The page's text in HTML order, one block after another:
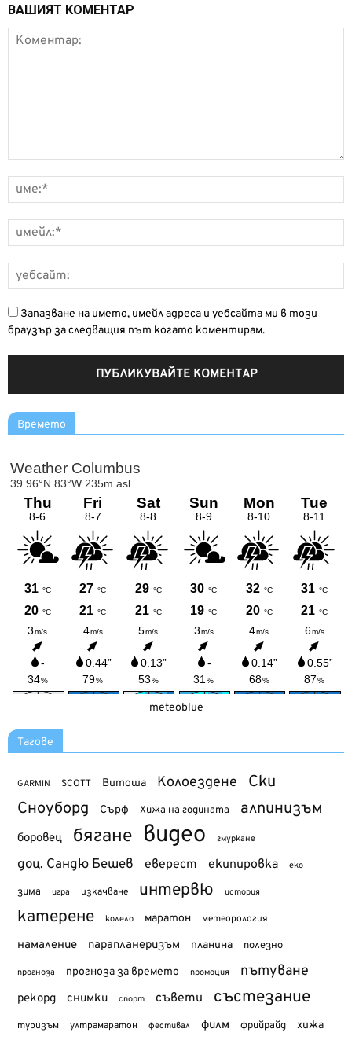
ВАШИЯТ КОМЕНТАР
Запазване на името, имейл адреса и уебсайта ми в този
браузър за следващия път когато коментирам.
Времето
meteoblue
Тагове
GARMIN SCOTT Витоша Колоездене Ски
Сноуборд Сърф Хижа на годината алпинизъм
боровец бягане видео гмуркане
доц. Сандю Бешев еверест екипировка еко
зима игра изкачване интервю история
катерене колело маратон метеорология
намаление парапланеризъм планина полезно
прогноза прогноза за времето промоция пътуване
рекорд снимки спорт съвети състезание
туризъм ултрамаратон фестивал филм фрийрайд хижа